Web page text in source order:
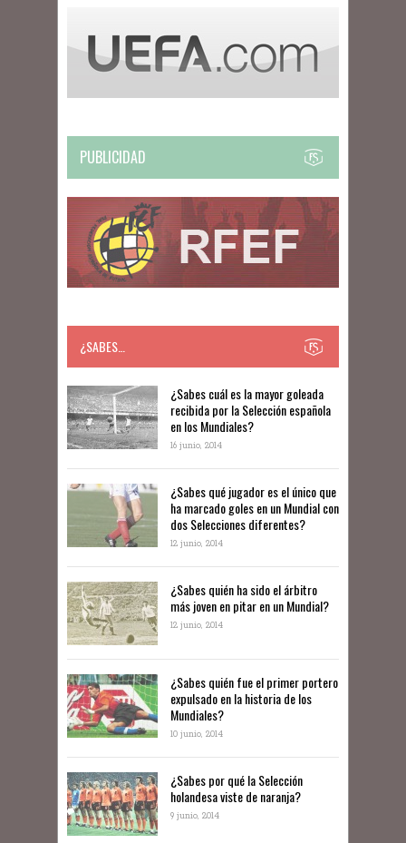
PUBLICIDAD
¿SABES…
​​¿Sabes cuál es la mayor goleada
recibida por la Selección española
en los Mundiales?
16 junio, 2014
¿Sabes qué jugador es el único que
ha marcado goles en un Mundial con
dos Selecciones diferentes?
12 junio, 2014
¿Sabes quién ha sido el árbitro
más joven en pitar en un Mundial?
12 junio, 2014
¿Sabes quién fue el primer portero
expulsado en la historia de los
Mundiales?
10 junio, 2014
​¿Sabes por qué la Selección
holandesa viste de naranja?
9 junio, 2014